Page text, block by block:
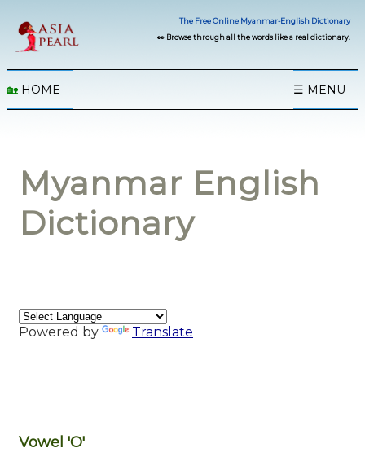
The Free Online Myanmar-English Dictionary
👀 Browse through all the words like a real dictionary.
🏡 HOME ☰ MENU
Myanmar English
Dictionary
Powered by Translate
Vowel 'O'